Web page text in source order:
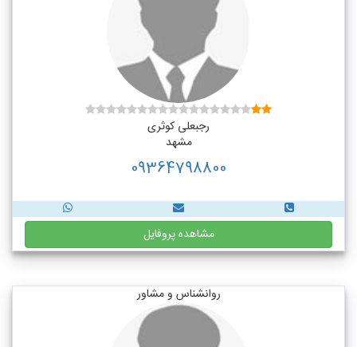
رجبعلی کوثری
مشهد
09364798800
مشاهده پروفایل
روانشناس و مشاور